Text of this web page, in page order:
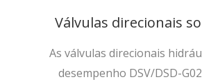
Válvulas direcionais
As válvulas direcionais
desempenho DSV/DSD-